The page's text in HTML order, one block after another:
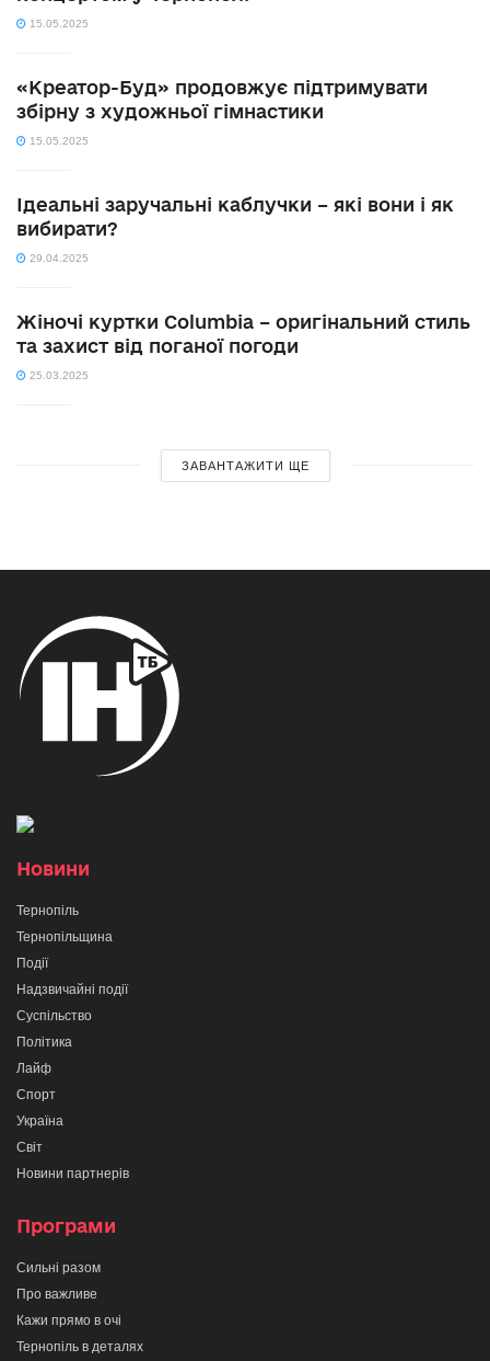
15.05.2025
«Креатор-Буд» продовжує підтримувати
збірну з художньої гімнастики
15.05.2025
Ідеальні заручальні каблучки – які вони і як
вибирати?
29.04.2025
Жіночі куртки Columbia – оригінальний стиль
та захист від поганої погоди
25.03.2025
ЗАВАНТАЖИТИ ЩЕ
Новини
Тернопіль
Тернопільщина
Події
Надзвичайні події
Суспільство
Політика
Лайф
Спорт
Україна
Світ
Новини партнерів
Програми
Сильні разом
Про важливе
Кажи прямо в очі
Тернопіль в деталях